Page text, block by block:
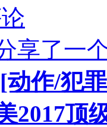
享了一
动作/犯
2017顶